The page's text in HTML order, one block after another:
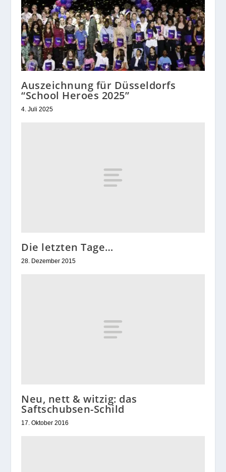
Auszeichnung für Düsseldorfs
“School Heroes 2025”
4. Juli 2025
Die letzten Tage…
28. Dezember 2015
Neu, nett & witzig: das
Saftschubsen-Schild
17. Oktober 2016